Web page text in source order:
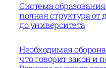
Система
полная структура от
до университета
Необходимая
что говорит закон и